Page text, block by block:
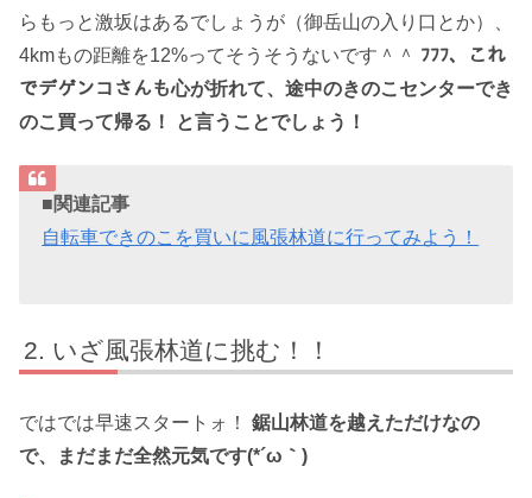
らもっと激坂はあるでしょうが（御岳山の入り口とか）、
4kmもの距離を12%ってそうそうないです＾＾ ﾌﾌﾌ、これ
でデゲンコさんも心が折れて、途中のきのこセンターでき
のこ買って帰る！ と言うことでしょう！
■関連記事
自転車できのこを買いに風張林道に行ってみよう！
いざ風張林道に挑む！！
ではでは早速スタートォ！
鋸山林道を越えただけなの
で、まだまだ全然元気です(*´ω｀)